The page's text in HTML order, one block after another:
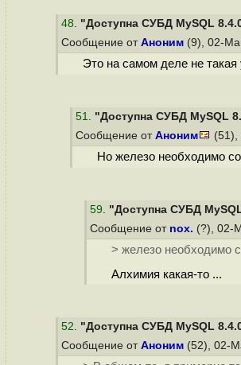
48. "Доступна СУБД MySQL
Сообщение от Аноним (9), 02-
Это на самом деле не
51. "Доступна СУБД MySQL
Сообщение от Аноним (51),
Но железо необходимо
59. "Доступна СУБД
Сообщение от nox. (?), 02-
> железо необходимо
Алхимия какая-то ...
52. "Доступна СУБД MySQL
Сообщение от Аноним (52), 02-